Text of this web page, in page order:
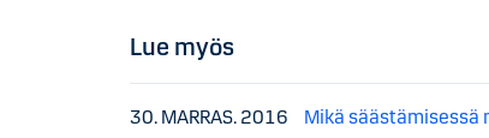
Lue myös
30. MARRAS. 2016 Mikä